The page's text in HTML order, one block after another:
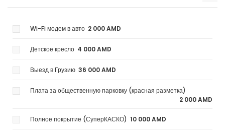
Wi-Fi модем в авто 2 000 AMD
Детское кресло 4 000 AMD
Выезд в Грузию 36 000 AMD
Плата за общественную парковку (красная разметка)
2 000 AMD
Полное покрытие (СуперКАСКО) 10 000 AMD